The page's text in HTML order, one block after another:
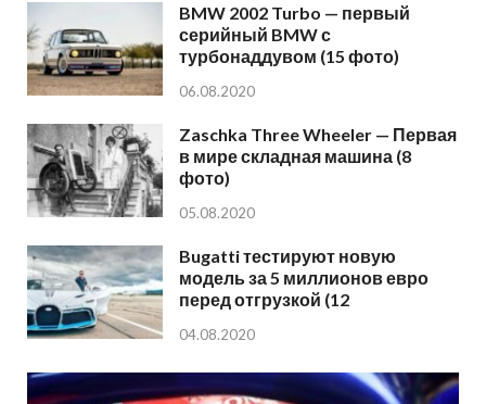
BMW 2002 Turbo — первый
серийный BMW с
турбонаддувом (15 фото)
06.08.2020
Zaschka Three Wheeler — Первая
в мире складная машина (8
фото)
05.08.2020
Bugatti тестируют новую
модель за 5 миллионов евро
перед отгрузкой (12
04.08.2020